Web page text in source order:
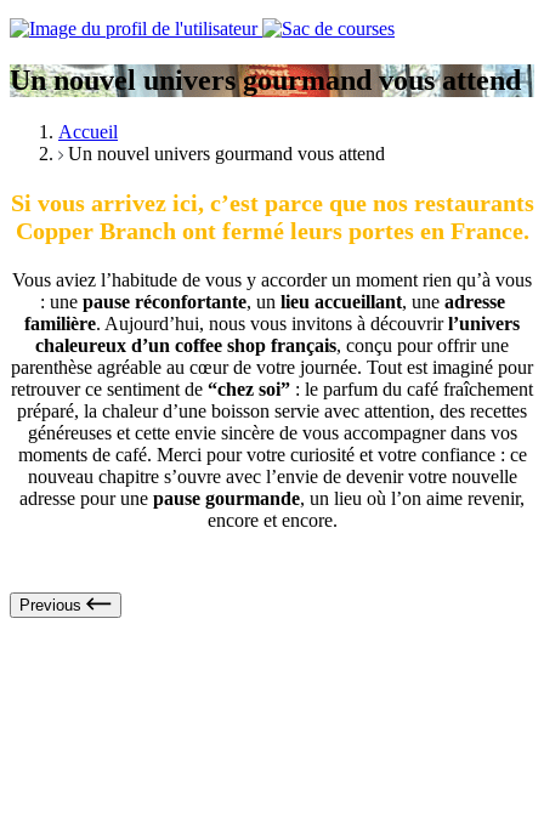
Un nouvel univers gourmand vous attend
Accueil
Un nouvel univers gourmand vous attend
Si vous arrivez ici, c’est parce que nos restaurants
Copper Branch ont fermé leurs portes en France.
Vous aviez l’habitude de vous y accorder un moment rien qu’à vous
: une pause réconfortante, un lieu accueillant, une adresse
familière. Aujourd’hui, nous vous invitons à découvrirl’univers
chaleureux d’un coffee shop français, conçu pour offrir une
parenthèse agréable au cœur de votre journée. Tout est imaginé pour
retrouver ce sentiment de “chez soi” : le parfum du café fraîchement
préparé, la chaleur d’une boisson servie avec attention, des recettes
généreuses et cette envie sincère de vous accompagner dans vos
moments de café. Merci pour votre curiosité et votre confiance : ce
nouveau chapitre s’ouvre avec l’envie de devenir votre nouvelle
adresse pour une pause gourmande, un lieu où l’on aime revenir,
encore et encore.
Previous